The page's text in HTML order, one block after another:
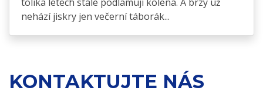
nehází jiskry jen večerní táborák...
KONTAKTUJTE NÁS